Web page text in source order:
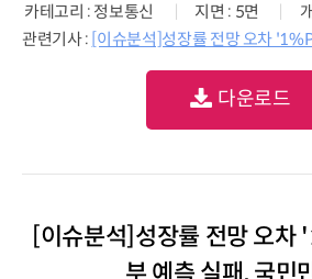
카테고리 : 정보통신 지면 : 5면
관련기사 : [이슈분석]성장률 전망 오차 '1%P 육박'…
다운로드
[이슈분석]성장률 전망 오
부 예측 실패, 국민